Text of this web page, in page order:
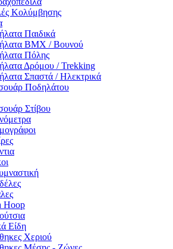
Κολύμβησης
Παιδικά
BMX / Βουνού
Πόλης
Δρόμου / Trekking
Σπαστά / Ηλεκτρικά
Ποδηλάτου
Στίβου
Hoop
Είδη
Χεριού